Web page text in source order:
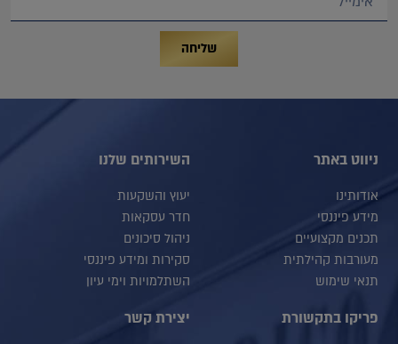
שליחה
ניווט באתר
אודותינו
מידע פיננסי
תכנים מקצועיים
מעורבות קהילתית
תנאי שימוש
השירותים שלנו
יעוץ והשקעות
חדר עסקאות
ניהול סיכונים
סקירות ומידע פיננסי
השתלמויות וימי עיון
פריקו בתקשורת יצירת קשר